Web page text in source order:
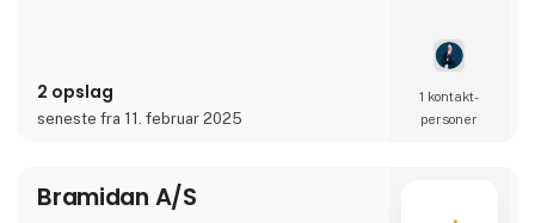
vejtransport til kølerum.
2 opslag
seneste fra 11. februar 2025
1 kontakt­
personer
Bramidan A/S